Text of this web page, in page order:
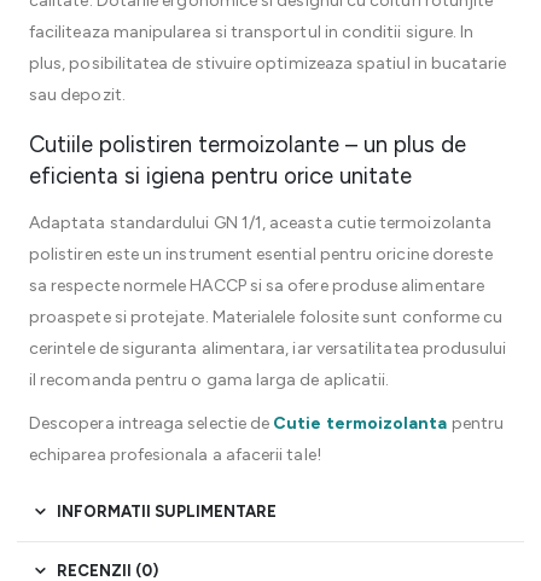
faciliteaza manipularea si transportul in conditii sigure. In
plus, posibilitatea de stivuire optimizeaza spatiul in bucatarie
sau depozit.
Cutiile polistiren termoizolante – un plus de
eficienta si igiena pentru orice unitate
Adaptata standardului GN 1/1, aceasta cutie termoizolanta
polistiren este un instrument esential pentru oricine doreste
sa respecte normele HACCP si sa ofere produse alimentare
proaspete si protejate. Materialele folosite sunt conforme cu
cerintele de siguranta alimentara, iar versatilitatea produsului
il recomanda pentru o gama larga de aplicatii.
Descopera intreaga selectie de Cutie termoizolanta pentru
echiparea profesionala a afacerii tale!
INFORMATII SUPLIMENTARE
RECENZII (0)